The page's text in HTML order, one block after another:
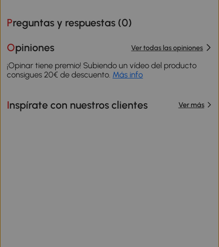
Preguntas y respuestas (0)
Opiniones Ver todas las opiniones
¡Opinar tiene premio! Subiendo un vídeo del producto
consigues 20€ de descuento. Más info
Inspírate con nuestros clientes Ver más